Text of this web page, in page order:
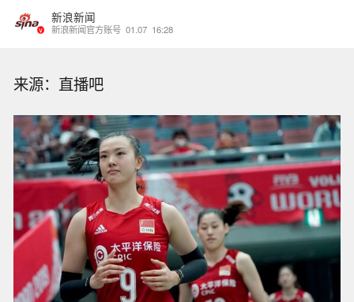
新浪新闻
新浪新闻官方账号 01.07 16:28
来源：直播吧